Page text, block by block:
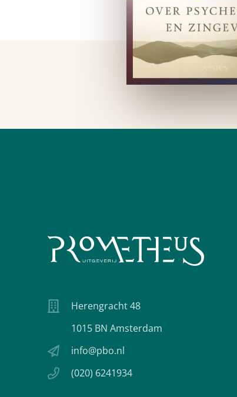
Herengracht 48
1015 BN Amsterdam
info@pbo.nl
(020) 6241934